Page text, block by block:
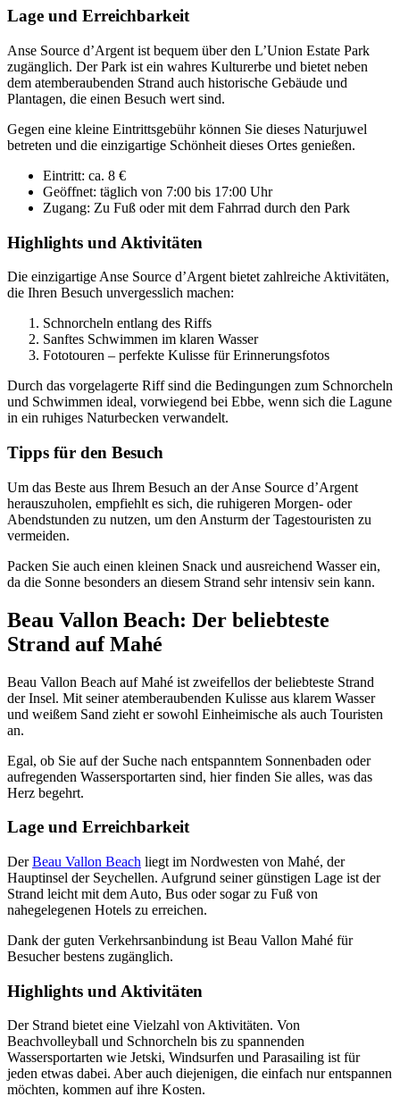
Lage und Erreichbarkeit
Anse Source d’Argent ist bequem über den L’Union Estate Park
zugänglich. Der Park ist ein wahres Kulturerbe und bietet neben
dem atemberaubenden Strand auch historische Gebäude und
Plantagen, die einen Besuch wert sind.
Gegen eine kleine Eintrittsgebühr können Sie dieses Naturjuwel
betreten und die einzigartige Schönheit dieses Ortes genießen.
Eintritt: ca. 8 €
Geöffnet: täglich von 7:00 bis 17:00 Uhr
Zugang: Zu Fuß oder mit dem Fahrrad durch den Park
Highlights und Aktivitäten
Die einzigartige Anse Source d’Argent bietet zahlreiche Aktivitäten,
die Ihren Besuch unvergesslich machen:
Schnorcheln entlang des Riffs
Sanftes Schwimmen im klaren Wasser
Fototouren – perfekte Kulisse für Erinnerungsfotos
Durch das vorgelagerte Riff sind die Bedingungen zum Schnorcheln
und Schwimmen ideal, vorwiegend bei Ebbe, wenn sich die Lagune
in ein ruhiges Naturbecken verwandelt.
Tipps für den Besuch
Um das Beste aus Ihrem Besuch an der Anse Source d’Argent
herauszuholen, empfiehlt es sich, die ruhigeren Morgen- oder
Abendstunden zu nutzen, um den Ansturm der Tagestouristen zu
vermeiden.
Packen Sie auch einen kleinen Snack und ausreichend Wasser ein,
da die Sonne besonders an diesem Strand sehr intensiv sein kann.
Beau Vallon Beach: Der beliebteste
Strand auf Mahé
Beau Vallon Beach auf Mahé ist zweifellos der beliebteste Strand
der Insel. Mit seiner atemberaubenden Kulisse aus klarem Wasser
und weißem Sand zieht er sowohl Einheimische als auch Touristen
an.
Egal, ob Sie auf der Suche nach entspanntem Sonnenbaden oder
aufregenden Wassersportarten sind, hier finden Sie alles, was das
Herz begehrt.
Lage und Erreichbarkeit
DerBeau Vallon Beach liegt im Nordwesten von Mahé, der
Hauptinsel der Seychellen. Aufgrund seiner günstigen Lage ist der
Strand leicht mit dem Auto, Bus oder sogar zu Fuß von
nahegelegenen Hotels zu erreichen.
Dank der guten Verkehrsanbindung ist Beau Vallon Mahé für
Besucher bestens zugänglich.
Highlights und Aktivitäten
Der Strand bietet eine Vielzahl von Aktivitäten. Von
Beachvolleyball und Schnorcheln bis zu spannenden
Wassersportarten wie Jetski, Windsurfen und Parasailing ist für
jeden etwas dabei. Aber auch diejenigen, die einfach nur entspannen
möchten, kommen auf ihre Kosten.